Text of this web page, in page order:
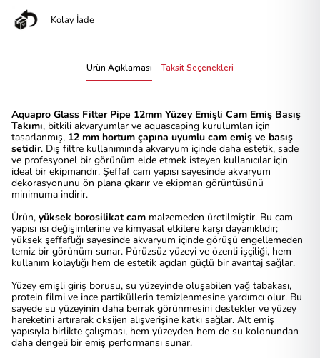
Kolay İade
Ürün Açıklaması Taksit Seçenekleri
Aquapro Glass Filter Pipe 12mm Yüzey Emişli Cam Emiş Basış
Takımı, bitkili akvaryumlar ve aquascaping kurulumları için
tasarlanmış, 12 mm hortum çapına uyumlu cam emiş ve basış
setidir. Dış filtre kullanımında akvaryum içinde daha estetik, sade
ve profesyonel bir görünüm elde etmek isteyen kullanıcılar için
ideal bir ekipmandır. Şeffaf cam yapısı sayesinde akvaryum
dekorasyonunu ön plana çıkarır ve ekipman görüntüsünü
minimuma indirir.
Ürün, yüksek borosilikat cam malzemeden üretilmiştir. Bu cam
yapısı ısı değişimlerine ve kimyasal etkilere karşı dayanıklıdır;
yüksek şeffaflığı sayesinde akvaryum içinde görüşü engellemeden
temiz bir görünüm sunar. Pürüzsüz yüzeyi ve özenli işçiliği, hem
kullanım kolaylığı hem de estetik açıdan güçlü bir avantaj sağlar.
Yüzey emişli giriş borusu, su yüzeyinde oluşabilen yağ tabakası,
protein filmi ve ince partiküllerin temizlenmesine yardımcı olur. Bu
sayede su yüzeyinin daha berrak görünmesini destekler ve yüzey
hareketini artırarak oksijen alışverişine katkı sağlar. Alt emiş
yapısıyla birlikte çalışması, hem yüzeyden hem de su kolonundan
daha dengeli bir emiş performansı sunar.